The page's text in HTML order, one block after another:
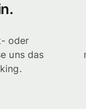
oder
uns das